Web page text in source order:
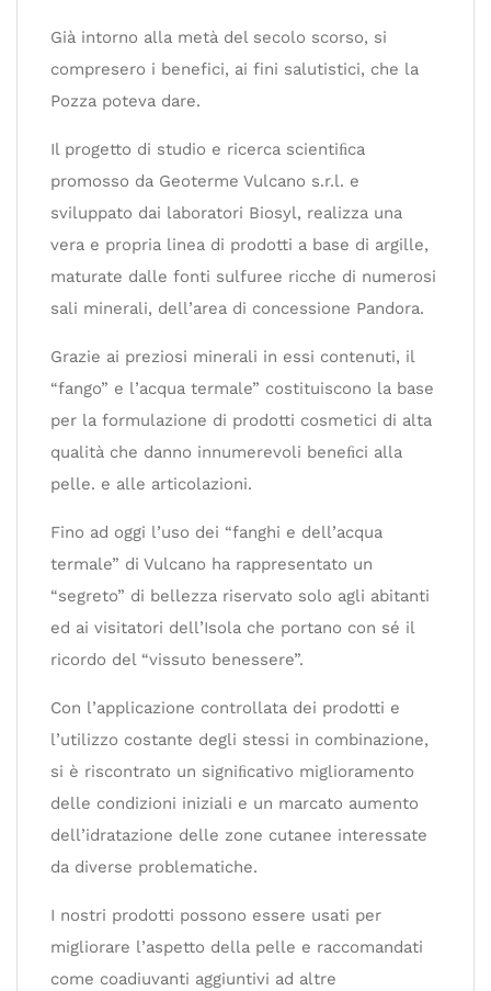
Già intorno alla metà del secolo scorso, si
compresero i benefici, ai fini salutistici, che la
Pozza poteva dare.
Il progetto di studio e ricerca scientiﬁca
promosso da Geoterme Vulcano s.r.l. e
sviluppato dai laboratori Biosyl, realizza una
vera e propria linea di prodotti a base di argille,
maturate dalle fonti sulfuree ricche di numerosi
sali minerali, dell’area di concessione Pandora.
Grazie ai preziosi minerali in essi contenuti, il
“fango” e l’acqua termale” costituiscono la base
per la formulazione di prodotti cosmetici di alta
qualità che danno innumerevoli beneﬁci alla
pelle. e alle articolazioni.
Fino ad oggi l’uso dei “fanghi e dell’acqua
termale” di Vulcano ha rappresentato un
“segreto” di bellezza riservato solo agli abitanti
ed ai visitatori dell’Isola che portano con sé il
ricordo del “vissuto benessere”.
Con l’applicazione controllata dei prodotti e
l’utilizzo costante degli stessi in combinazione,
si è riscontrato un signiﬁcativo miglioramento
delle condizioni iniziali e un marcato aumento
dell’idratazione delle zone cutanee interessate
da diverse problematiche.
I nostri prodotti possono essere usati per
migliorare l’aspetto della pelle e raccomandati
come coadiuvanti aggiuntivi ad altre